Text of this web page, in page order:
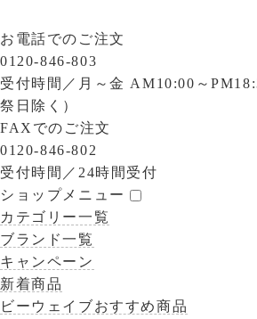
お電話でのご注文
0120-846-803
受付時間／ 月～金 AM10:00～
祭日除く）
FAXでのご注文
0120-846-802
受付時間／ 24時間受付
ショップメニュー
カテゴリー一覧
ブランド一覧
キャンペーン
新着商品
ビーウェイブおすすめ商品